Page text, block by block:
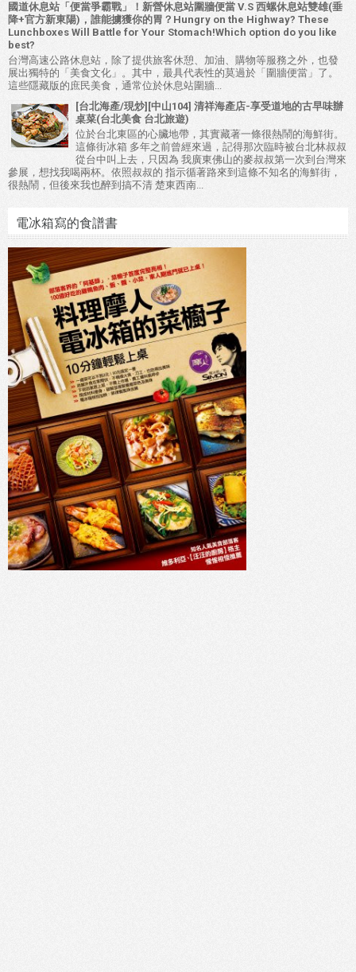
國道休息站「便當爭霸戰」！新營休息站圍牆便當 V.S 西螺休息站雙雄(垂
降+官方新東陽)，誰能擄獲你的胃？Hungry on the Highway? These
Lunchboxes Will Battle for Your Stomach!Which option do you like
best?
台灣高速公路休息站，除了提供旅客休憩、加油、購物等服務之外，也發
展出獨特的「美食文化」。其中，最具代表性的莫過於「圍牆便當」了。
這些隱藏版的庶民美食，通常位於休息站圍牆...
[台北海產/現炒][中山104] 清祥海產店-享受道地的古早味辦
桌菜(台北美食 台北旅遊)
位於台北東區的心臟地帶，其實藏著一條很熱鬧的海鮮街。
這條街冰箱 多年之前曾經來過，記得那次臨時被台北林叔叔
從台中叫上去，只因為 我廣東佛山的麥叔叔第一次到台灣來
參展，想找我喝兩杯。依照叔叔的 指示循著路來到這條不知名的海鮮街，
很熱鬧，但後來我也醉到搞不清 楚東西南...
電冰箱寫的食譜書